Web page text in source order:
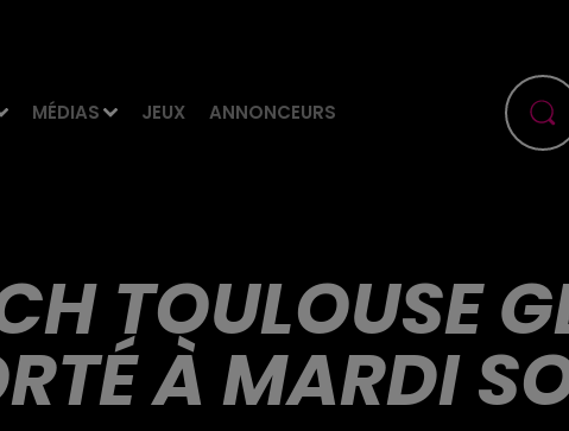
MÉDIAS JEUX ANNONCEURS
TOULOUSE
À MARDI